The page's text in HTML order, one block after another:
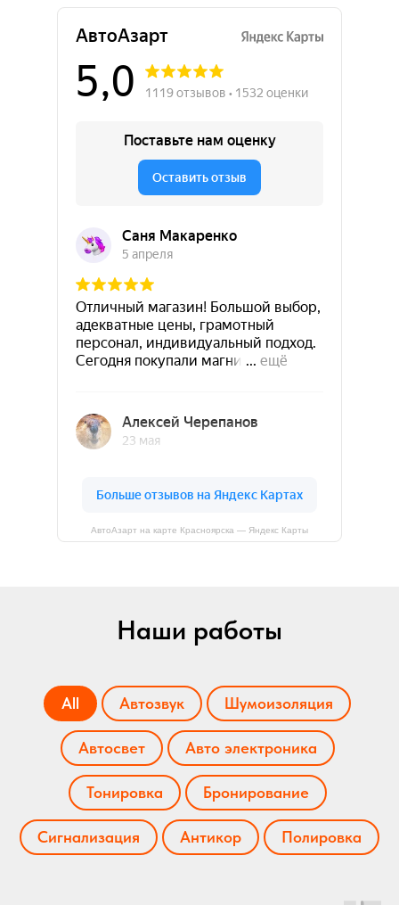
АвтоАзарт на карте Красноярска — Яндекс Карты
Наши работы
All Автозвук Шумоизоляция
Автосвет Авто электроника
Тонировка Бронирование
Сигнализация Антикор Полировка